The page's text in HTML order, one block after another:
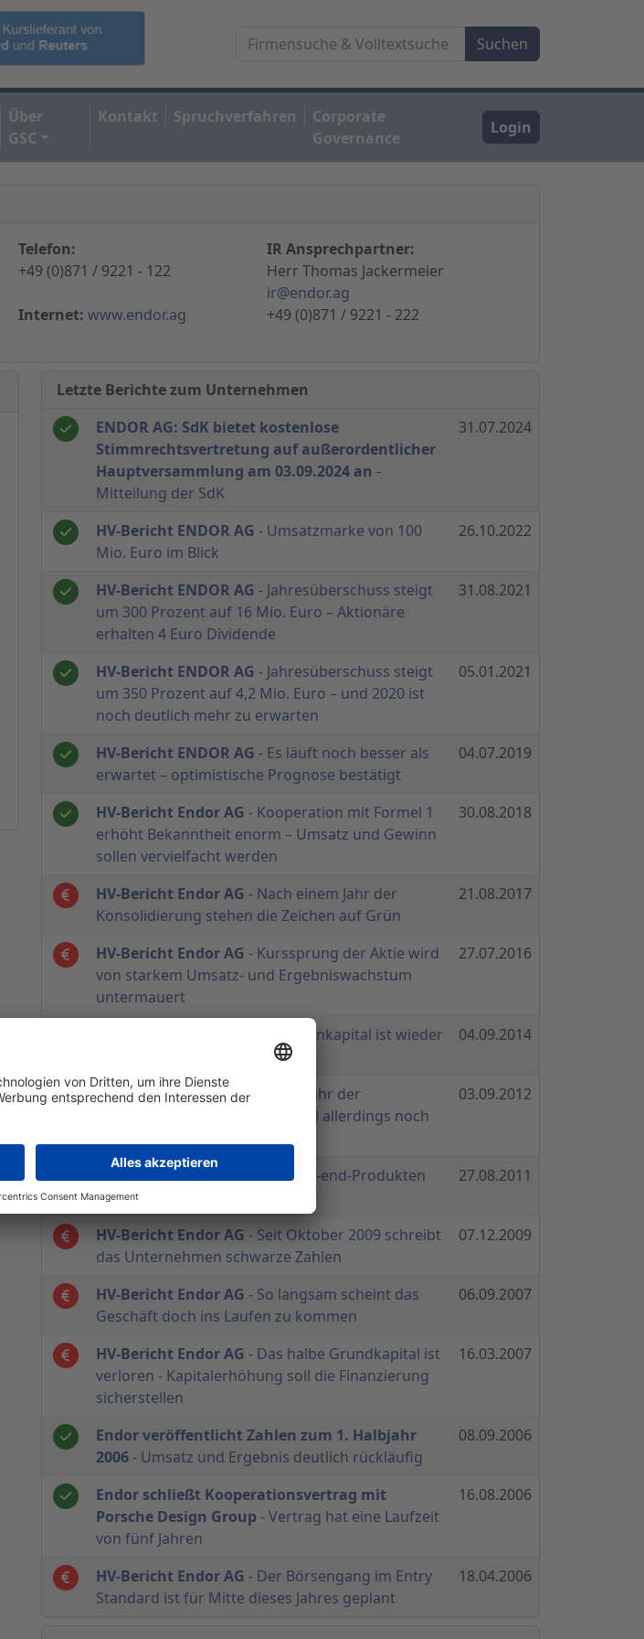
Über
GSC
Kontakt Spruchverfahren
Corporate
Governance
Login
Telefon:
+49 (0)871 / 9221 - 122
Internet: www.endor.ag
IR Ansprechpartner:
Herr Thomas Jackermeier
ir@endor.ag
+49 (0)871 / 9221 - 222
Letzte Berichte zum Unternehmen
ENDOR AG: SdK bietet kostenlose
Stimmrechtsvertretung auf außerordentlicher
Hauptversammlung am 03.09.2024 an -
Mitteilung der SdK
31.07.2024
HV-Bericht ENDOR AG - Umsatzmarke von 100
Mio. Euro im Blick
26.10.2022
HV-Bericht ENDOR AG - Jahresüberschuss steigt
um 300 Prozent auf 16 Mio. Euro – Aktionäre
erhalten 4 Euro Dividende
31.08.2021
HV-Bericht ENDOR AG - Jahresüberschuss steigt
um 350 Prozent auf 4,2 Mio. Euro – und 2020 ist
noch deutlich mehr zu erwarten
05.01.2021
HV-Bericht ENDOR AG - Es läuft noch besser als
erwartet – optimistische Prognose bestätigt
04.07.2019
HV-Bericht Endor AG - Kooperation mit Formel 1
erhöht Bekanntheit enorm – Umsatz und Gewinn
sollen vervielfacht werden
30.08.2018
HV-Bericht Endor AG - Nach einem Jahr der
Konsolidierung stehen die Zeichen auf Grün
21.08.2017
HV-Bericht Endor AG - Kurssprung der Aktie wird
von starkem Umsatz- und Ergebniswachstum
untermauert
27.07.2016
- Das Eigenkapital ist wieder
04.09.2014
HV-Bericht Endor AG- Bestes Jahr der
Firmengeschichte – Eigenkapital allerdings noch
03.09.2012
HV-Bericht Endor AG
- Mit High-end-Produkten
an der Börse
27.08.2011
HV-Bericht Endor AG - Seit Oktober 2009 schreibt
das Unternehmen schwarze Zahlen
07.12.2009
HV-Bericht Endor AG - So langsam scheint das
Geschäft doch ins Laufen zu kommen
06.09.2007
HV-Bericht Endor AG - Das halbe Grundkapital ist
verloren - Kapitalerhöhung soll die Finanzierung
sicherstellen
16.03.2007
Endor veröffentlicht Zahlen zum 1. Halbjahr
2006 - Umsatz und Ergebnis deutlich rückläufig
08.09.2006
Endor schließt Kooperationsvertrag mit
Porsche Design Group- Vertrag hat eine Laufzeit
von fünf Jahren
16.08.2006
HV-Bericht Endor AG - Der Börsengang im Entry
Standard ist für Mitte dieses Jahres geplant
18.04.2006